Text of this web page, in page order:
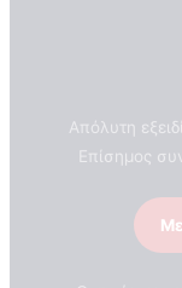
Απόλυτη
Επίσημος